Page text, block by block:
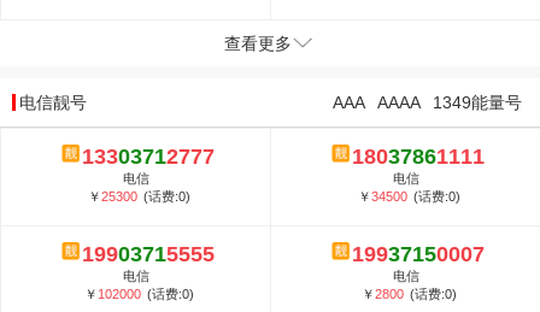
查看更多
电信靓号 1349能量号
AAAA
AAA
13303712777
电信
￥25300 (话费:0)
18037861111
电信
￥34500 (话费:0)
19903715555
电信
￥ 102000 (话费:0)
19937150007
电信
￥2800 (话费:0)